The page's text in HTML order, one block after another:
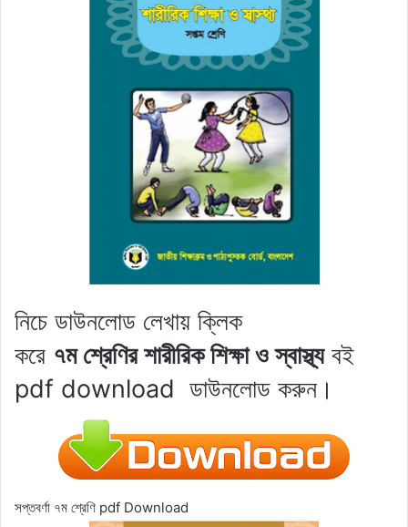
নিচে ডাউনলোড লেখায় ক্লিক
করে ৭ম শ্রেণিরশারীরিক শিক্ষা ও স্বাস্থ্যবই
pdf download ডাউনলোড করুন।
সপ্তবর্ণা ৭ম শ্রেণি pdf Download